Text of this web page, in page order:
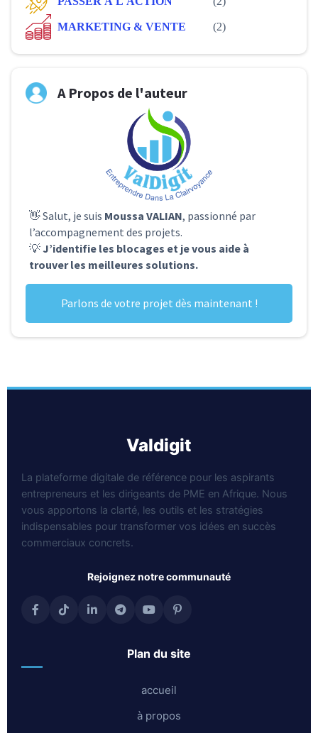
MARKETING & VENTE (2)
A Propos de l'auteur
👋 Salut, je suis Moussa VALIAN, passionné par
l’accompagnement des projets.
💡 J’identifie les blocages et je vous aide à
trouver les meilleures solutions.
Parlons de votre projet dès maintenant !
valdigit
La plateforme digitale de référence pour les aspirants
entrepreneurs et les dirigeants de PME en Afrique. Nous
vous apportons la clarté, les outils et les stratégies
indispensables pour transformer vos idées en succès
commerciaux concrets.
rejoignez notre communauté
plan du site
accueil
à propos